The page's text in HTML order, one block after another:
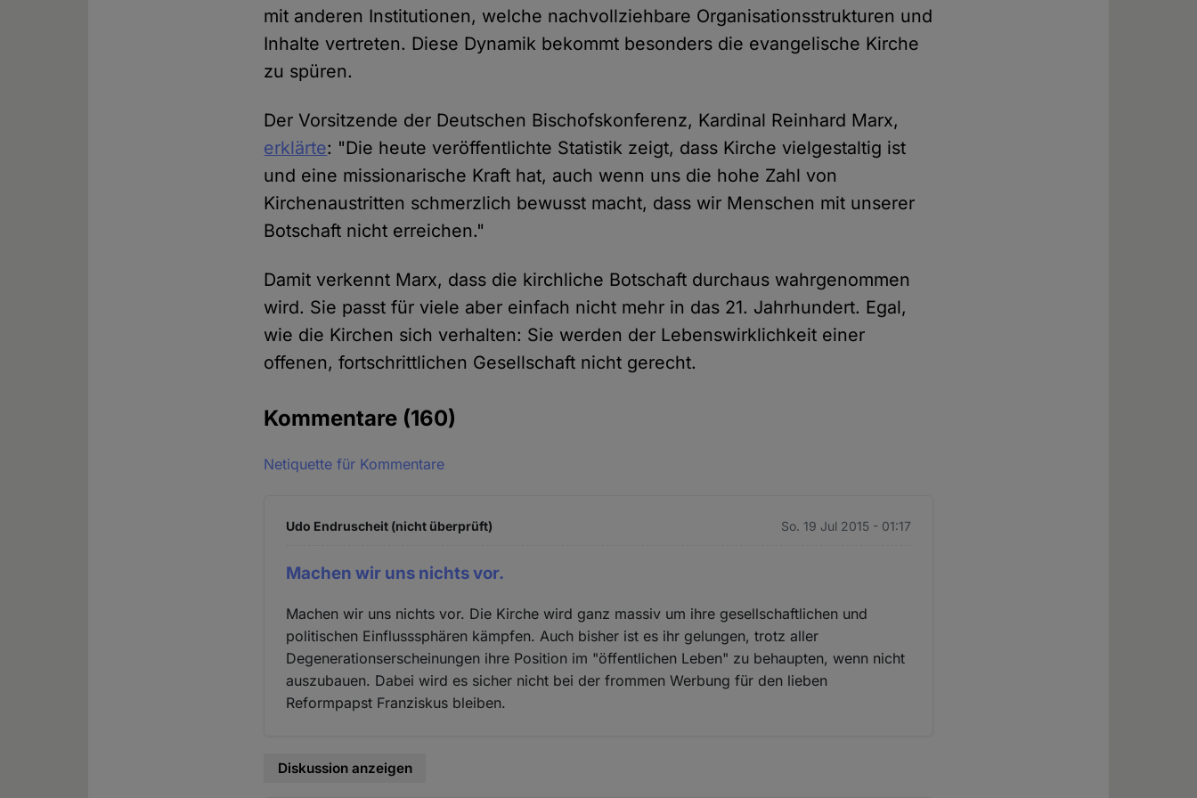
mit anderen Institutionen, welche nachvollziehbare Organisationsstrukturen und
Inhalte vertreten. Diese Dynamik bekommt besonders die evangelische Kirche
zu spüren.
Der Vorsitzende der Deutschen Bischofskonferenz, Kardinal Reinhard Marx,
erklärte: "Die heute veröffentlichte Statistik zeigt, dass Kirche vielgestaltig ist
und eine missionarische Kraft hat, auch wenn uns die hohe Zahl von
Kirchenaustritten schmerzlich bewusst macht, dass wir Menschen mit unserer
Botschaft nicht erreichen."
Damit verkennt Marx, dass die kirchliche Botschaft durchaus wahrgenommen
wird. Sie passt für viele aber einfach nicht mehr in das 21. Jahrhundert. Egal,
wie die Kirchen sich verhalten: Sie werden der Lebenswirklichkeit einer
offenen, fortschrittlichen Gesellschaft nicht gerecht.
Kommentare (160)
Netiquette für Kommentare
Udo Endruscheit (nicht überprüft) So. 19 Jul 2015 - 01:17
Machen wir uns nichts vor.
Machen wir uns nichts vor. Die Kirche wird ganz massiv um ihre gesellschaftlichen und
politischen Einflusssphären kämpfen. Auch bisher ist es ihr gelungen, trotz aller
Degenerationserscheinungen ihre Position im "öffentlichen Leben" zu behaupten, wenn nicht
auszubauen. Dabei wird es sicher nicht bei der frommen Werbung für den lieben
Reformpapst Franziskus bleiben.
Diskussion anzeigen